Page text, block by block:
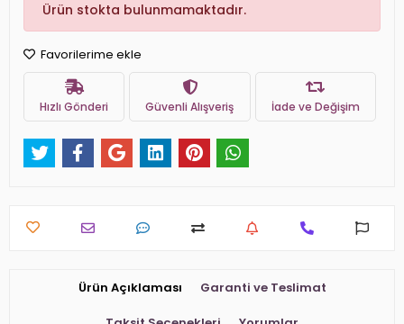
Ürün stokta bulunmamaktadır.
Favorilerime ekle
Hızlı Gönderi Güvenli Alışveriş İade ve Değişim
Ürün Açıklaması Garanti ve Teslimat